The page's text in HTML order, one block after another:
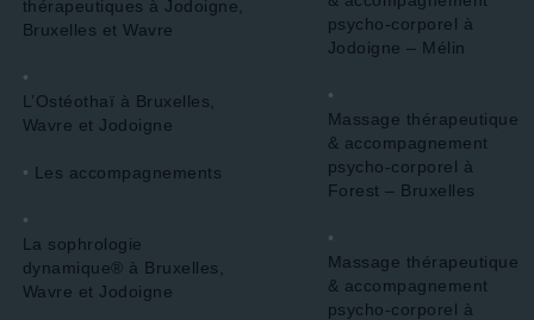
thérapeutiques à Jodoigne,
Bruxelles et Wavre
L’Ostéothaï à Bruxelles,
Wavre et Jodoigne
Les accompagnements
La sophrologie
dynamique® à Bruxelles,
Wavre et Jodoigne
psycho-corporel à
Jodoigne – Mélin
Massage thérapeutique
& accompagnement
psycho-corporel à
Forest – Bruxelles
Massage thérapeutique
& accompagnement
psycho-corporel à